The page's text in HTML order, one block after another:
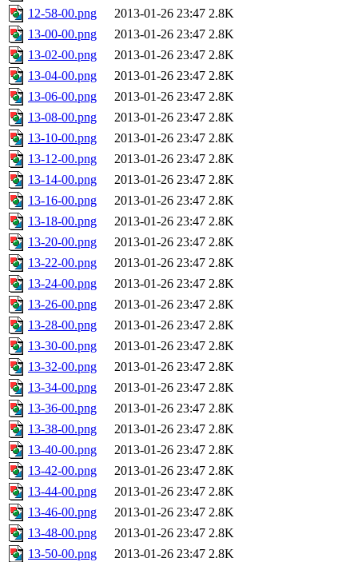
12-58-00.png 2013-01-26 23:47 2.8K
13-00-00.png
2013-01-26 23:47 2.8K
13-02-00.png
2013-01-26 23:47 2.8K
13-04-00.png
2013-01-26 23:47 2.8K
13-06-00.png
2013-01-26 23:47 2.8K
13-08-00.png
2013-01-26 23:47 2.8K
13-10-00.png
2013-01-26 23:47 2.8K
13-12-00.png
2013-01-26 23:47 2.8K
13-14-00.png
2013-01-26 23:47 2.8K
13-16-00.png
2013-01-26 23:47 2.8K
13-18-00.png
2013-01-26 23:47 2.8K
13-20-00.png
2013-01-26 23:47 2.8K
13-22-00.png
2013-01-26 23:47 2.8K
13-24-00.png
2013-01-26 23:47 2.8K
13-26-00.png
2013-01-26 23:47 2.8K
13-28-00.png
2013-01-26 23:47 2.8K
13-30-00.png
2013-01-26 23:47 2.8K
13-32-00.png
2013-01-26 23:47 2.8K
13-34-00.png
2013-01-26 23:47 2.8K
13-36-00.png
2013-01-26 23:47 2.8K
13-38-00.png
2013-01-26 23:47 2.8K
13-40-00.png
2013-01-26 23:47 2.8K
13-42-00.png
2013-01-26 23:47 2.8K
13-44-00.png
2013-01-26 23:47 2.8K
13-46-00.png
2013-01-26 23:47 2.8K
13-48-00.png
2013-01-26 23:47 2.8K
13-50-00.png
2013-01-26 23:47 2.8K